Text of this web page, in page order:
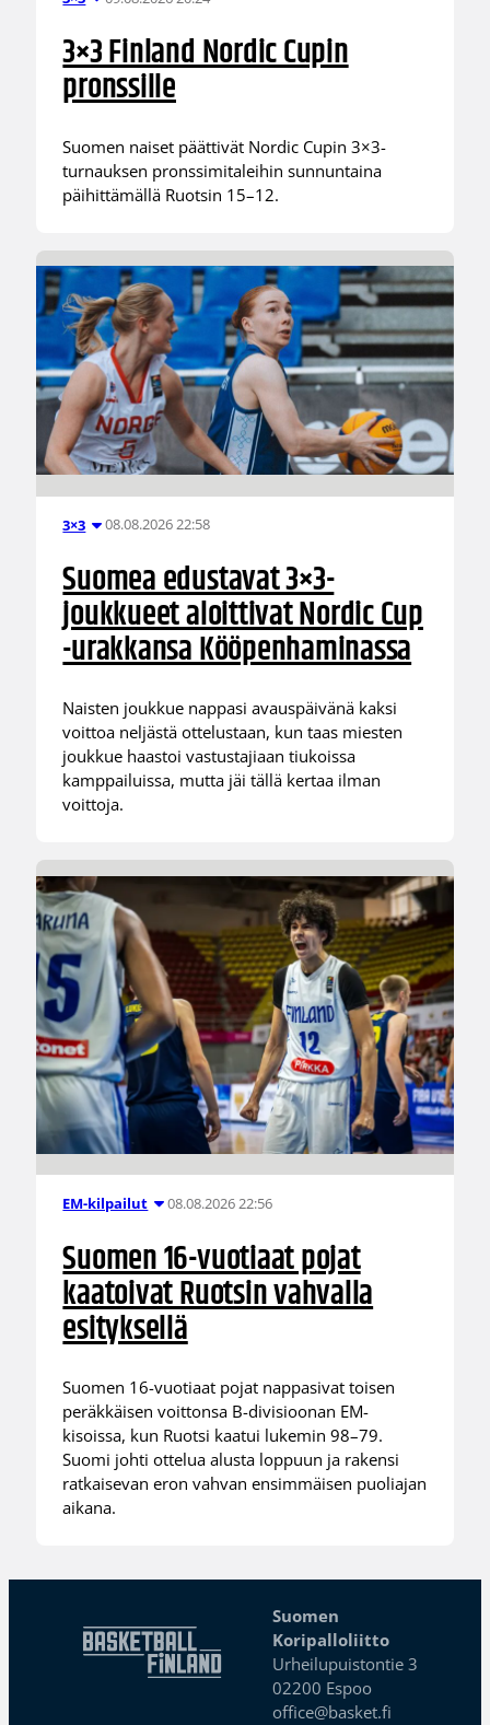
3×3 Finland Nordic Cupin
pronssille
Suomen naiset päättivät Nordic Cupin 3×3-
turnauksen pronssimitaleihin sunnuntaina
päihittämällä Ruotsin 15–12.
3×3 08.08.2026 22:58
Suomea edustavat 3×3-
joukkueet aloittivat Nordic Cup
-urakkansa Kööpenhaminassa
Naisten joukkue nappasi avauspäivänä kaksi
voittoa neljästä ottelustaan, kun taas miesten
joukkue haastoi vastustajiaan tiukoissa
kamppailuissa, mutta jäi tällä kertaa ilman
voittoja.
EM-kilpailut 08.08.2026 22:56
Suomen 16-vuotiaat pojat
kaatoivat Ruotsin vahvalla
esityksellä
Suomen 16-vuotiaat pojat nappasivat toisen
peräkkäisen voittonsa B-divisioonan EM-
kisoissa, kun Ruotsi kaatui lukemin 98–79.
Suomi johti ottelua alusta loppuun ja rakensi
ratkaisevan eron vahvan ensimmäisen puoliajan
aikana.
Suomen
Koripalloliitto
Urheilupuistontie 3
02200 Espoo
office@basket.fi